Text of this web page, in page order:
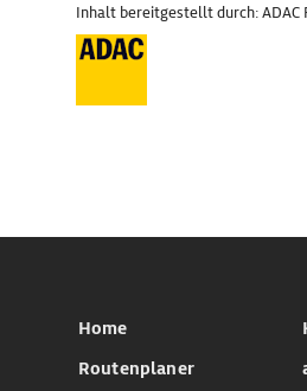
Inhalt bereitgestellt durch: ADAC
Home
Routenplaner